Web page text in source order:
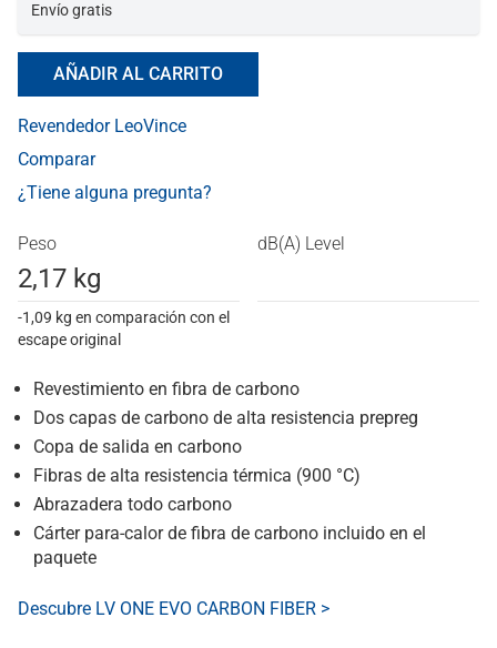
Envío gratis
AÑADIR AL CARRITO
Revendedor LeoVince
Comparar
¿Tiene alguna pregunta?
Peso
2,17 kg
-1,09 kg en comparación con el
escape original
dB(A) Level
Revestimiento en fibra de carbono
Dos capas de carbono de alta resistencia prepreg
Copa de salida en carbono
Fibras de alta resistencia térmica (900 °C)
Abrazadera todo carbono
Cárter para-calor de fibra de carbono incluido en el
paquete
Descubre LV ONE EVO CARBON FIBER >